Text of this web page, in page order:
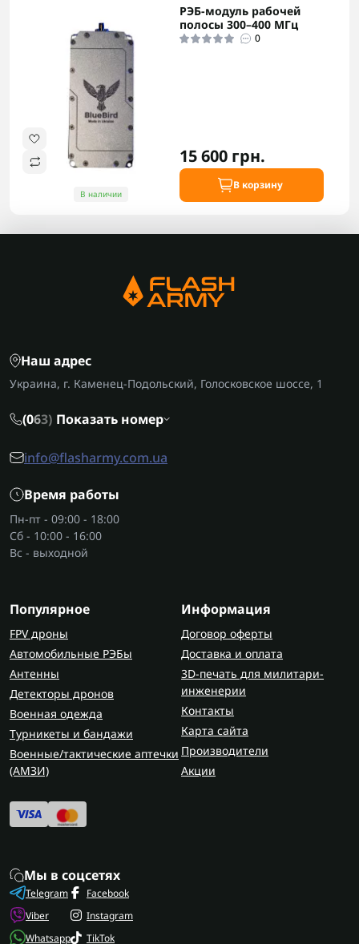
В наличии
РЭБ-модуль рабочей
полосы 300–400 МГц
0
15 600 грн.
В корзину
Наш адрес
Украина, г. Каменец-Подольский, Голосковское шоссе, 1
(063) Показать номер
info@flasharmy.com.ua
Время работы
Пн-пт - 09:00 - 18:00
Сб - 10:00 - 16:00
Вс - выходной
Популярное
FPV дроны
Автомобильные РЭБы
Антенны
Детекторы дронов
Военная одежда
Турникеты и бандажи
Военные/тактические аптечки
(AMЗИ)
Информация
Договор оферты
Доставка и оплата
3D-печать для милитари-
инженерии
Контакты
Карта сайта
Производители
Акции
Мы в соцсетях
Telegram
Viber
Whatsapp
Facebook
Instagram
TikTok